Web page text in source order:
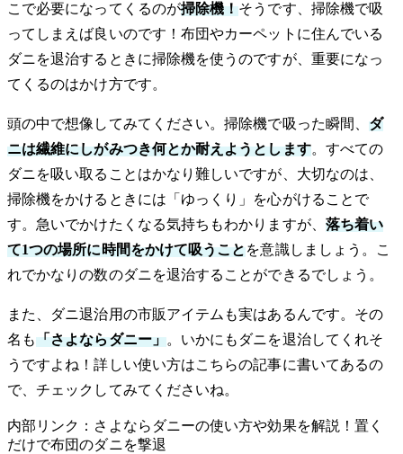
こで必要になってくるのが掃除機！そうです、掃除機で吸
ってしまえば良いのです！布団やカーペットに住んでいる
ダニを退治するときに掃除機を使うのですが、重要になっ
てくるのはかけ方です。
頭の中で想像してみてください。掃除機で吸った瞬間、 ダ
ニは繊維にしがみつき何とか耐えようとします。すべての
ダニを吸い取ることはかなり難しいですが、大切なのは、
掃除機をかけるときには「ゆっくり」を心がけることで
す。急いでかけたくなる気持ちもわかりますが、 落ち着い
て1つの場所に時間をかけて吸うことを意識しましょう。こ
れでかなりの数のダニを退治することができるでしょう。
また、ダニ退治用の市販アイテムも実はあるんです。その
名も「さよならダニー」。いかにもダニを退治してくれそ
うですよね！詳しい使い方はこちらの記事に書いてあるの
で、チェックしてみてくださいね。
内部リンク：さよならダニーの使い方や効果を解説！置く
だけで布団のダニを撃退